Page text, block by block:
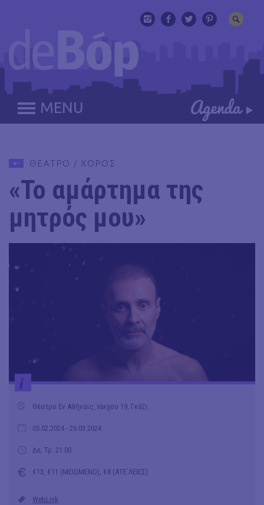
MENU
ΘΕΑΤΡΟ / ΧΟΡΟΣ
«Το αμάρτημα της
μητρός μου»
i
Θέατρο Εν Αθήναις, Ιάκχου 19, Γκάζι
05.02.2024 - 26.03.2024
Δε, Τρ: 21.00
€13, €11 (ΜΕΙΩΜΕΝΟ), €8 (ΑΤΕ΄ΛΕΙΕΣ)
WebLink